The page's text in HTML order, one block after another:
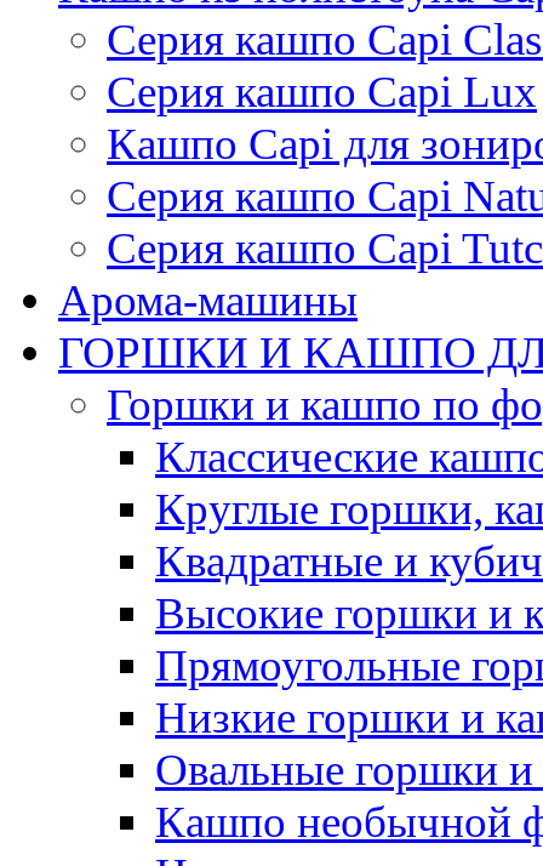
Серия кашпо Capi
Серия кашпо Capi Lux
Кашпо Capi для
Серия кашпо Capi
Серия кашпо Capi
Арома-машины
ГОРШКИ И КАШПО
Горшки и кашпо по
Классические
Круглые горшки,
Квадратные и
Высокие горшки и
Прямоугольные
Низкие горшки и
Овальные горшки
Кашпо необычной